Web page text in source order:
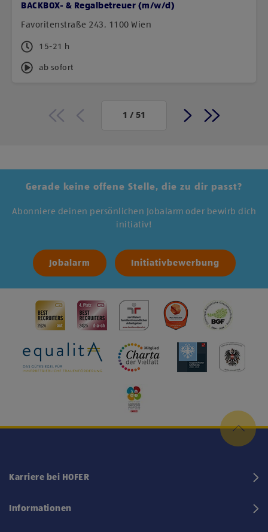
BACKBOX- & Regalbetreuer (m/w/d)
Favoritenstraße 243, 1100 Wien
15-21 h
ab sofort
1 / 51
Gerade keine offene Stelle, die zu dir passt?
Abonniere deinen persönlichen Jobalarm oder bewirb dich
initiativ!
Jobalarm Initiativbewerbung
Karriere bei HOFER
Informationen